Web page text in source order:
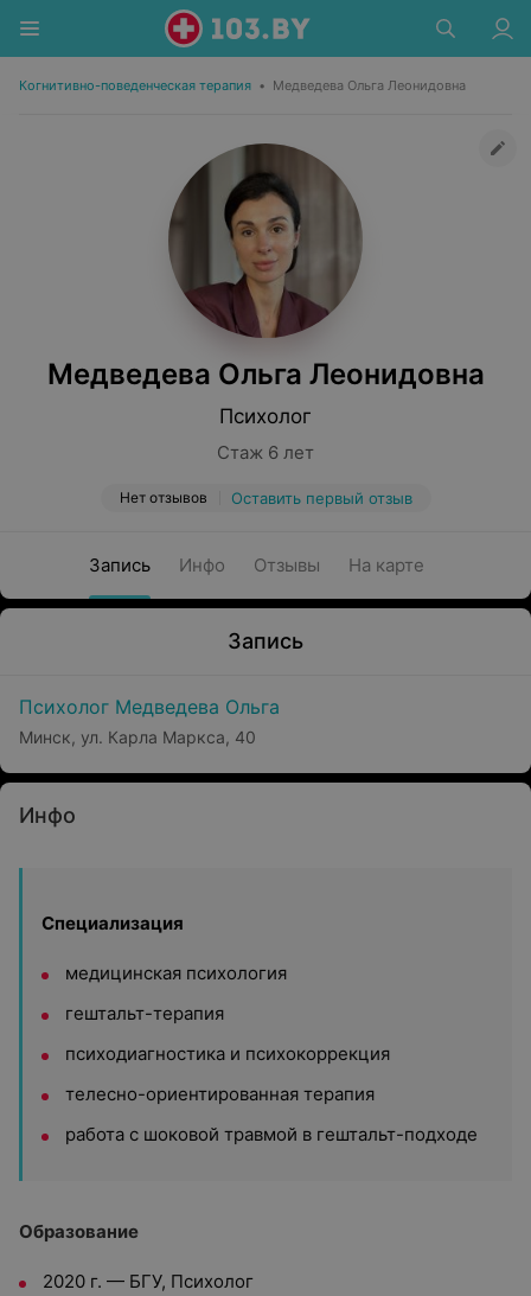
Когнитивно-поведенческая терапия • Медведева Ольга Леонидовна
Медведева Ольга Леонидовна
Психолог
Стаж 6 лет
Нет отзывов Оставить первый отзыв
Запись Инфо Отзывы На карте
Запись
Психолог Медведева Ольга
Минск, ул. Карла Маркса, 40
Инфо
Специализация
медицинская психология
гештальт-терапия
психодиагностика и психокоррекция
телесно-ориентированная терапия
работа с шоковой травмой в гештальт-подходе
Образование
2020 г. — БГУ, Психолог